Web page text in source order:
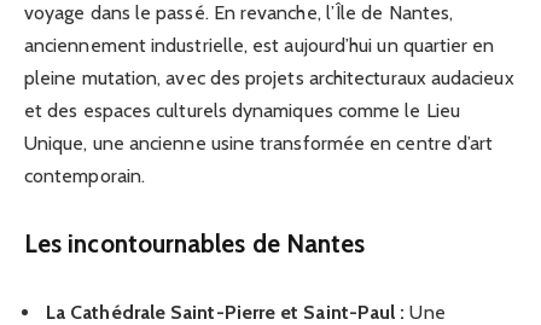
voyage dans le passé. En revanche, l’Île de Nantes,
anciennement industrielle, est aujourd’hui un quartier en
pleine mutation, avec des projets architecturaux audacieux
et des espaces culturels dynamiques comme le Lieu
Unique, une ancienne usine transformée en centre d’art
contemporain.
Les incontournables de Nantes
La Cathédrale Saint-Pierre et Saint-Paul : Une